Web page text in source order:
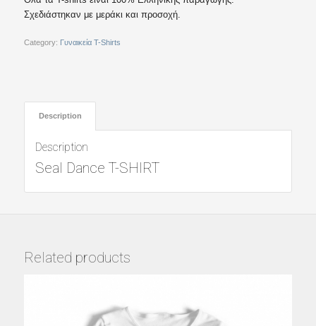
Σχεδιάστηκαν με μεράκι και προσοχή.
Category: Γυναικεία T-Shirts
Description
Description
Seal Dance T-SHIRT
Related products